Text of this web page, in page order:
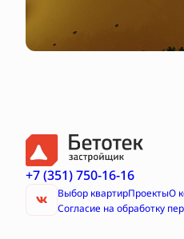
+7 (351) 750-16-16
Выбор квартирПроектыО
Согласие на обработку